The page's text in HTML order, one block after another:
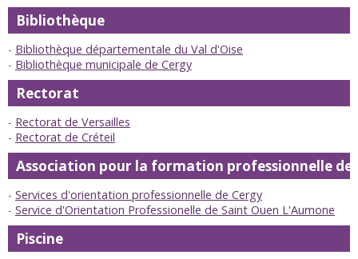
Bibliothèque
Bibliothèque départementale du Val d'Oise
Bibliothèque municipale de Cergy
Rectorat
Rectorat de Versailles
Rectorat de Créteil
Association pour la formation professionnelle
Services d'orientation professionnelle de Cergy
Service d'Orientation Professionelle de Saint Ouen L'Aumone
Piscine